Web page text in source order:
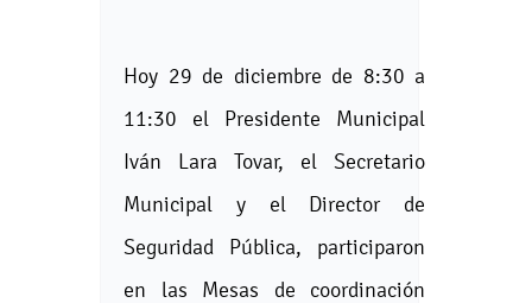
Hoy 29 de diciembre de 8:30 a
11:30 el Presidente Municipal
Iván Lara Tovar, el Secretario
Municipal y el Director de
Seguridad Pública, participaron
en las Mesas de coordinación